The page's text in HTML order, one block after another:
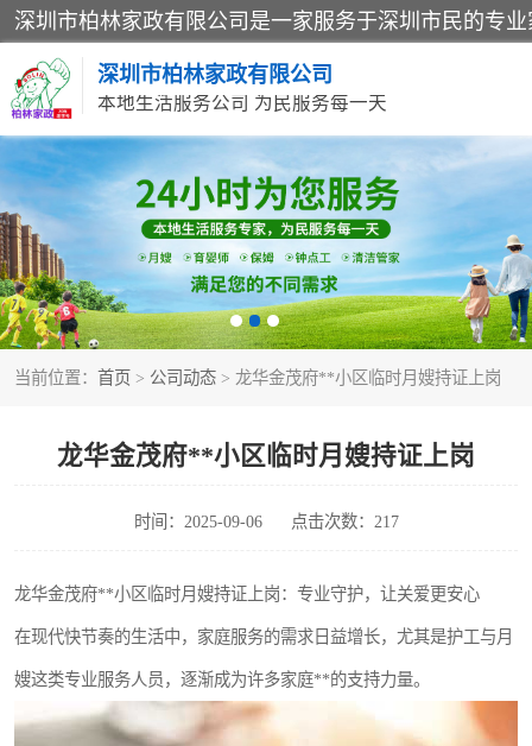
深圳市柏林家政有限公司
本地生活服务公司 为民服务每一天
当前位置： 首页 > 公司动态 > 龙华金茂府**小区临时月嫂持证上岗
龙华金茂府**小区临时月嫂持证上岗
时间：2025-09-06 点击次数：217
龙华金茂府**小区临时月嫂持证上岗：专业守护，让关爱更安心
在现代快节奏的生活中，家庭服务的需求日益增长，尤其是护工与月
嫂这类专业服务人员，逐渐成为许多家庭**的支持力量。
家居保洁
家庭保姆